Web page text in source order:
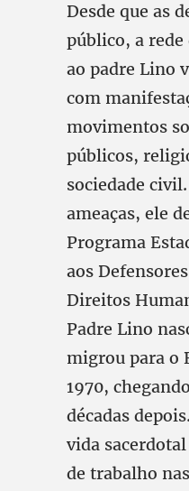
Desde que as
público, a rede
ao padre Lino
com
movimentos
públicos,
sociedade
ameaças, ele
Programa
aos
Direitos
Padre Lino
migrou para o
1970,
décadas
vida
de trabalho